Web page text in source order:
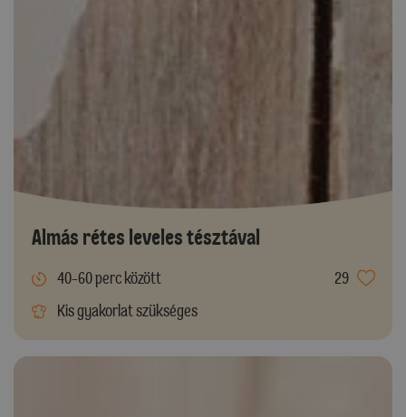
Almás rétes leveles tésztával
40-60 perc között
29
Kis gyakorlat szükséges